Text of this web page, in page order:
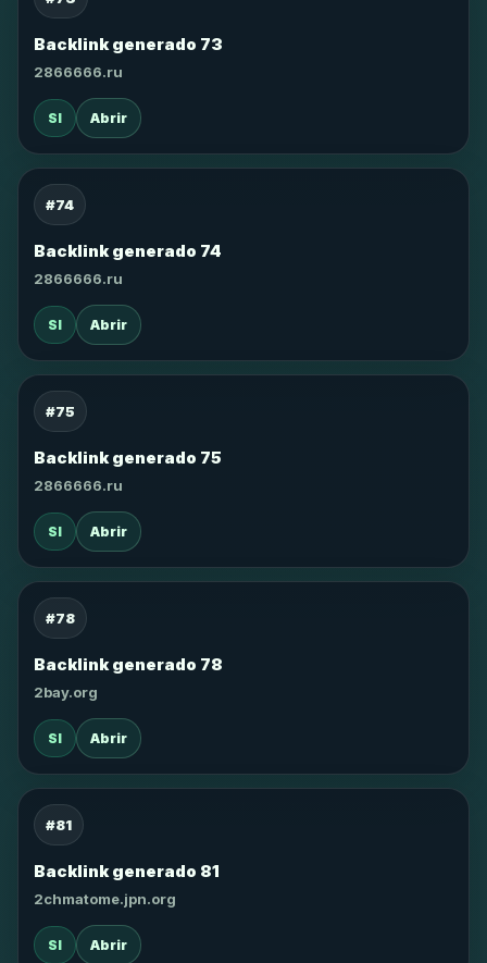
Backlink generado 73
2866666.ru
SI Abrir
#74
Backlink generado 74
2866666.ru
SI Abrir
#75
Backlink generado 75
2866666.ru
SI Abrir
#78
Backlink generado 78
2bay.org
SI Abrir
#81
Backlink generado 81
2chmatome.jpn.org
SI Abrir